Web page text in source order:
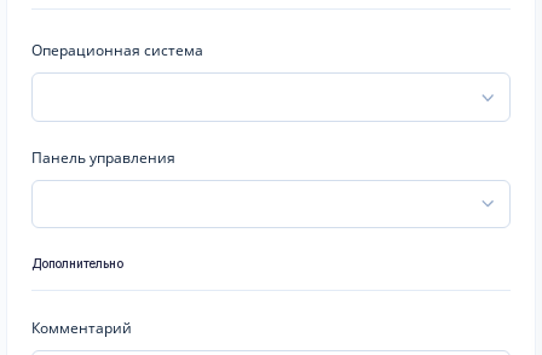
Операционная система
Панель управления
Дополнительно
Комментарий